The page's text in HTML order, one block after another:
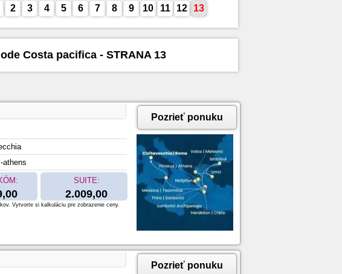
13
12
11
10
9
8
7
6
5
4
3
2
Costa pacifica - STRANA 13
athens
SUITE:
2.009,00
Pozrieť ponuku
Vytvorte si kalkuláciu pre zobrazenie ceny.
Pozrieť ponuku